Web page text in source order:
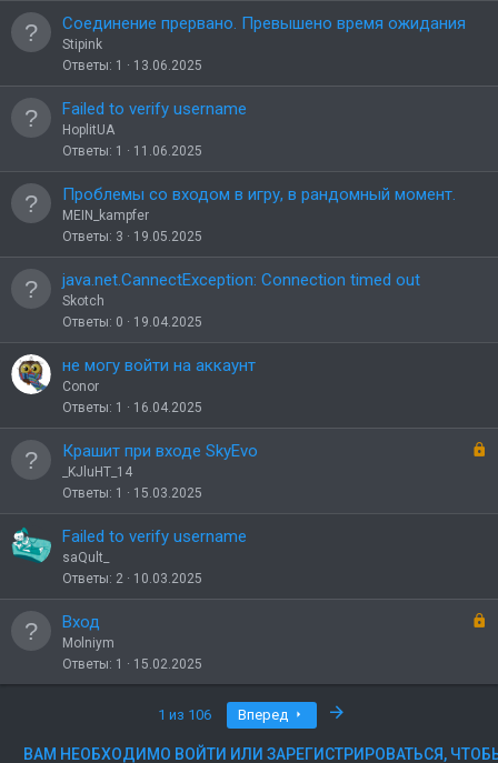
Соединение прервано. Превышено время ожидания
Stipink
Ответы 1 13.06.2025
Failed to verify username
HoplitUA
Ответы 1 11.06.2025
Проблемы со входом в игру, в рандомный момент.
MEIN_kampfer
Ответы 3 19.05.2025
java.net.CannectException: Connection timed out
Skotch
Ответы 0 19.04.2025
не могу войти на аккаунт
Conor
Ответы 1 16.04.2025
р
Крашит при входе SkyEvo
_KJluHT_14
Ответы 1 15.03.2025
Failed to verify username
saQult_
Ответы 2 10.03.2025
р
о
Вход
Molniym
Ответы 1 15.02.2025
1 из 106 Вперед
ВАМ НЕОБХОДИМО ВОЙТИ ИЛИ ЗАРЕГИСТРИРОВАТЬСЯ,